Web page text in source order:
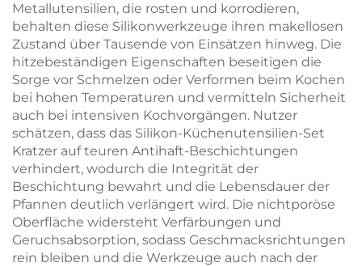
Metallutensilien, die rosten und korrodieren,
behalten diese Silikonwerkzeuge ihren makellosen
Zustand über Tausende von Einsätzen hinweg. Die
hitzebeständigen Eigenschaften beseitigen die
Sorge vor Schmelzen oder Verformen beim Kochen
bei hohen Temperaturen und vermitteln Sicherheit
auch bei intensiven Kochvorgängen. Nutzer
schätzen, dass das Silikon-Küchenutensilien-Set
Kratzer auf teuren Antihaft-Beschichtungen
verhindert, wodurch die Integrität der
Beschichtung bewahrt und die Lebensdauer der
Pfannen deutlich verlängert wird. Die nichtporöse
Oberfläche widersteht Verfärbungen und
Geruchsabsorption, sodass Geschmacksrichtungen
rein bleiben und die Werkzeuge auch nach der